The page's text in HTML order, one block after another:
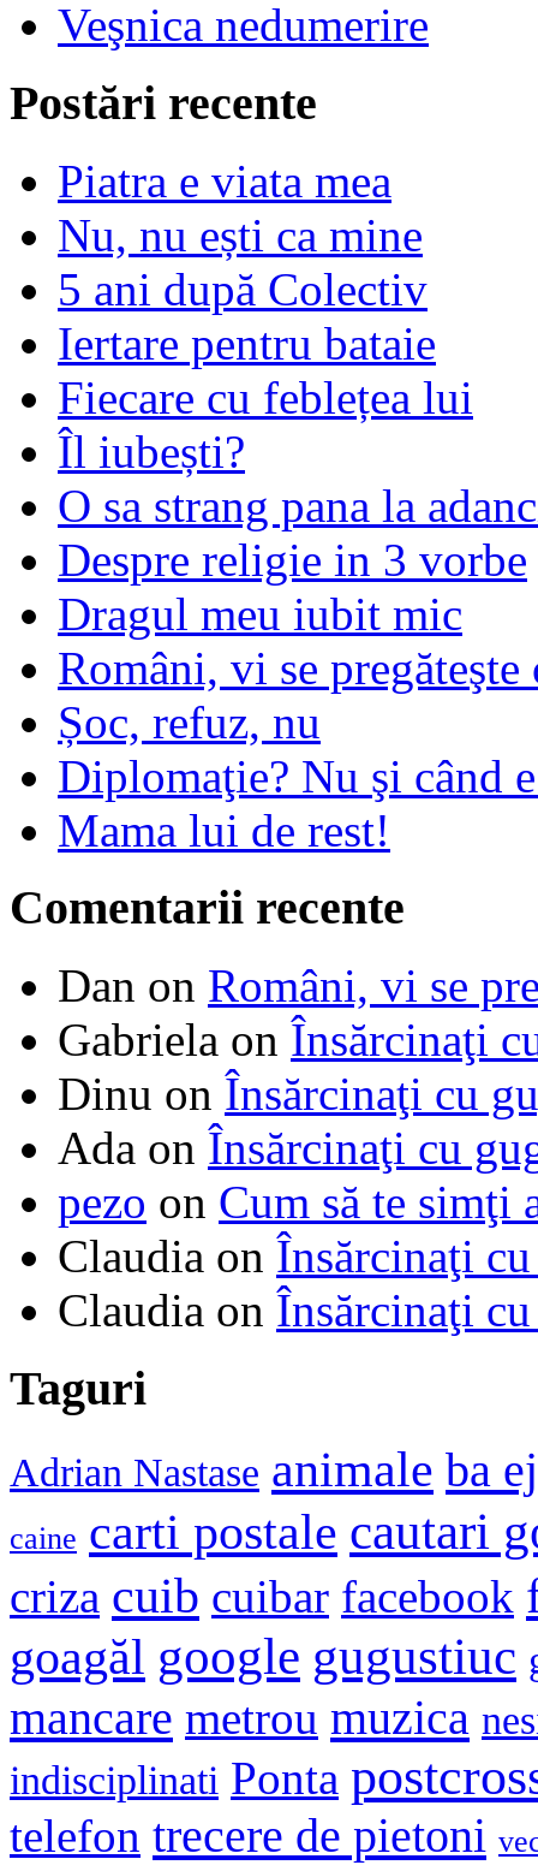
Veşnica nedumerire
Postări recente
Piatra e viata mea
Nu, nu ești ca mine
5 ani după Colectiv
Iertare pentru bataie
Fiecare cu feblețea lui
Îl iubești?
O sa strang pana la
Despre religie in 3 vorbe
Dragul meu iubit mic
Români, vi se pregăteşte
Șoc, refuz, nu
Diplomaţie? Nu şi când
Mama lui de rest!
Comentarii recente
Dan on Români, vi se
Gabriela on Însărcinaţi
Dinu on Însărcinaţi cu
Ada on Însărcinaţi cu
pezo on Cum să te simţi
Claudia on Însărcinaţi
Claudia on Însărcinaţi
Taguri
Adrian Nastase animale ba
caine carti postale cautari
criza cuib cuibar facebook
goagăl google gugustiuc
mancare metrou muzica
indisciplinati Ponta
telefon trecere de pietoni